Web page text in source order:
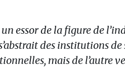
essor de la figure de
des institutions
mais de l’autre